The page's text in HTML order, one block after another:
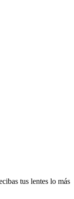
tus lentes lo más